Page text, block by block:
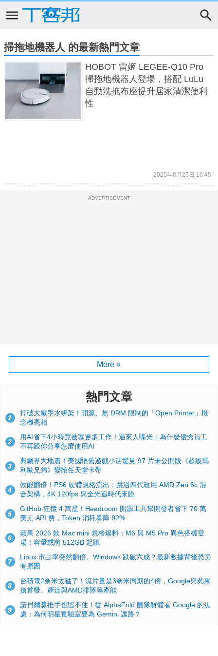
掃拖地機器人 的最新熱門文章
HOBOT 雷姬 LEGEE-Q10 Pro
掃拖地機器人登場，搭配 LuLu
自動洗拖布座提升居家清潔便利
性
2025年8月25日 16:45
ADVERTISEMENT
More »
熱門文章
1
打破大廠墨水綁架！開源、無 DRM 限制的「Open Printer」概
念機亮相
2
用AI省下4小時竟被塞更多工作！過來人曝光：為什麼優秀員工
不再跟你分享怎麼使用AI
3
典藏界大地震！美國懷舊遊戲小店驚見 97 片未公開版《超級瑪
利歐兄弟》變體任天堂卡帶
4
效能翻倍！PS6 硬體規格流出：跳過四代改用 AMD Zen 6c 混
合架構，4K 120fps 與全光追時代來臨
5
GitHub 狂攬 4 萬星！Headroom 開源工具幫開發者省下 70 萬
美元 API 費，Token 消耗暴降 92%
6
蘋果 2026 款 Mac mini 規格爆料：M6 與 M5 Pro 異色搭檔登
場！容量或將 512GB 起跳
7
Linux 市占率突然翻倍、Windows 跌破六成？最新數據背後恐另
有原因
8
台積電2奈米太猛了！流片量是3奈米同期的4倍，Google與蘋果
搶首發、輝達與AMD排隊等產能
9
諾貝爾獎推手也留不住！從 AlphaFold 團隊解體看 Google 的焦
慮：為何明星實驗室要為 Gemini 讓路？